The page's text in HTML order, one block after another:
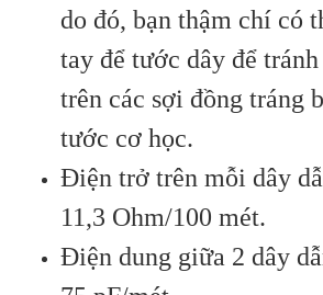
do đó, bạn thậm chí có
tay để tước dây để
trên các sợi đồng tráng
tước cơ học.
Điện trở trên mỗi dây
11,3 Ohm/100 mét.
Điện dung giữa 2 dây